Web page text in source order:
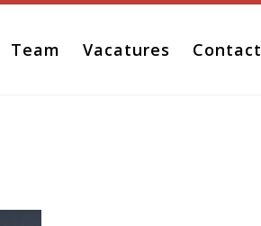
Team Vacatures Contact